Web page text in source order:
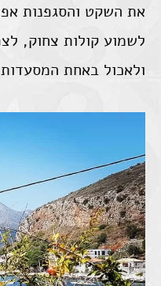
את השקט והסגפנות
לשמוע קולות צחוק,
ולאכול באחת